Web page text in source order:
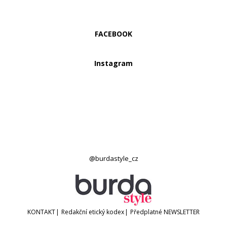
FACEBOOK
Instagram
@burdastyle_cz
KONTAKT| Redakční etický kodex| Předplatné NEWSLETTER